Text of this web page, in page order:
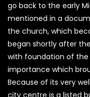
go back to the early
mentioned in a
the church, which
began shortly after
with foundation of the
importance which
Because of its very